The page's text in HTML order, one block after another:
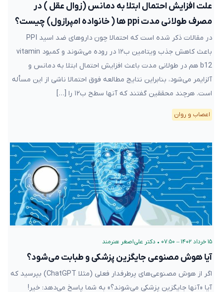
علت افزایش احتمال ابتلا به دمانس (زوال عقل ) در
مصرف طولانی مدت ppi ها ( خانواده امپرازول) چیست؟
در مقالات ذکر شده است که احتمالا چون داروهای ضد اسید PPI
باعث کاهش جذب ویتامین ب۱۲ در روده می‌شوند و کمبود vitamin
b12 هم در طولانی مدت باعث افزایش احتمال ابتلا به دمانس و
آلزایمر می‌شود، بنابراین نتایج مطالعه فوق احتمالا ناشی از این مسأله
است. هرچند محققین گفتند که آنها سطح ب۱۲ را […]
اعصاب و روان
۱۵ خرداد ۱۴۰۲ – ۰۷:۵۰ • دکتر علی‌اصغر هنرمند
آیا هوش مصنوعی جایگزین پزشکی و طبابت می‌شود؟
اگر از هوش مصنوعی‌های پرطرفدار فعلی (مثلا ChatGPT) بپرسید که
آیا «آنها جایگزین پزشکی می‌شوند؟» به شما پاسخ می‌دهد: خیر!